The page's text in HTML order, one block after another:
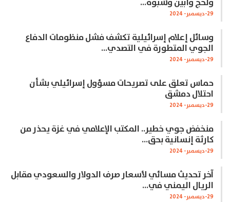
29-ديسمبر- 2024
وسائل إعلام إسرائيلية تكشف فشل منظومات الدفاع
الجوي المتطورة في التصدي…
29-ديسمبر- 2024
حماس تعلق على تصريحات مسؤول إسرائيلي بشأن
احتلال دمشق
29-ديسمبر- 2024
منخفض جوي خطير.. المكتب الإعلامي في غزة يحذر من
كارثة إنسانية بحق…
29-ديسمبر- 2024
آخر تحديث مسائي لأسعار صرف الدولار والسعودي مقابل
الريال اليمني في…
29-ديسمبر- 2024